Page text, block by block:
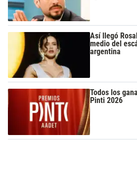
Así llegó
medio del
argentina
Todos los
Pinti 2026